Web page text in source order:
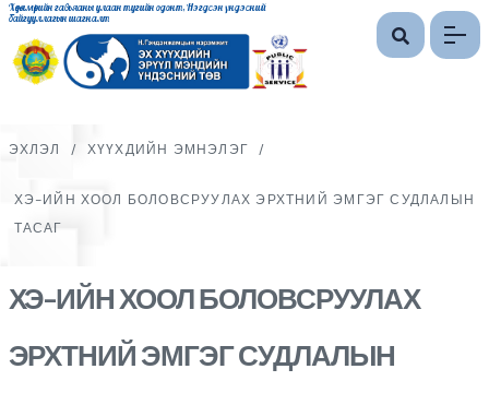
Хөдөлмөрийн гавьяаны улаан тугийн одонт, Нэгдсэн үндэсний
байгууллагын шагналт
ЭХЛЭЛ / ХҮҮХДИЙН ЭМНЭЛЭГ /
ХЭ-ИЙН ХООЛ БОЛОВСРУУЛАХ ЭРХТНИЙ ЭМГЭГ СУДЛАЛЫН
ТАСАГ
ХЭ-ИЙН ХООЛ БОЛОВСРУУЛАХ
ЭРХТНИЙ ЭМГЭГ СУДЛАЛЫН